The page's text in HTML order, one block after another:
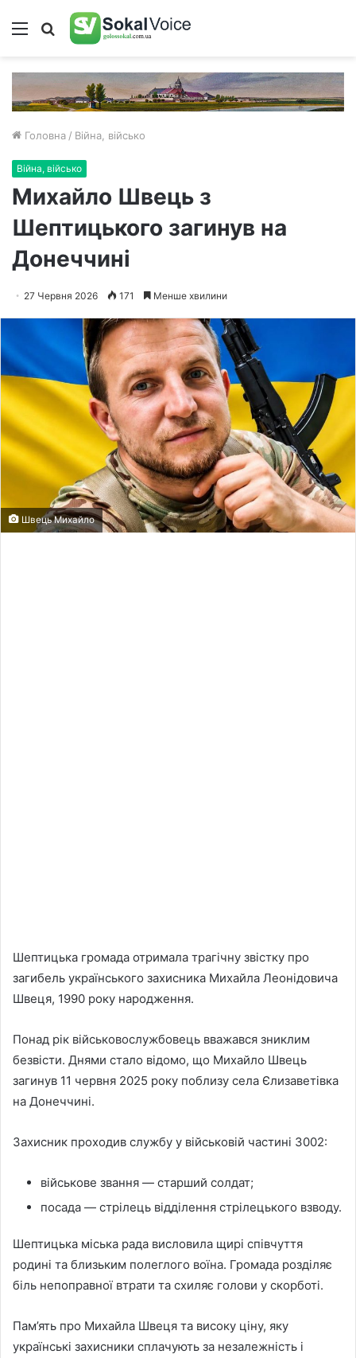
Меню Пошук
Головна / Війна, військо
Війна, військо
Михайло Швець з
Шептицького загинув на
Донеччині
27 Червня 2026 171 Менше хвилини
Швець Михайло
Шептицька громада отримала трагічну звістку про
загибель українського захисника Михайла Леонідовича
Швеця, 1990 року народження.
Понад рік військовослужбовець вважався зниклим
безвісти. Днями стало відомо, що Михайло Швець
загинув 11 червня 2025 року поблизу села Єлизаветівка
на Донеччині.
Захисник проходив службу у військовій частині 3002:
військове звання — старший солдат;
посада — стрілець відділення стрілецького взводу.
Шептицька міська рада висловила щирі співчуття
родині та близьким полеглого воїна. Громада розділяє
біль непоправної втрати та схиляє голови у скорботі.
Пам’ять про Михайла Швеця та високу ціну, яку
українські захисники сплачують за незалежність і